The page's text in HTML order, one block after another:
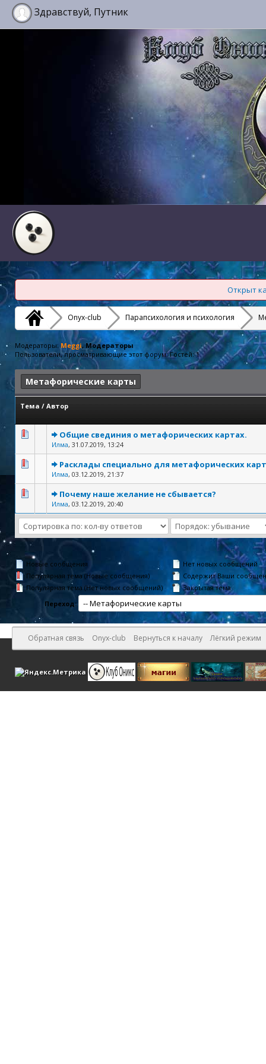
Здравствуй, Путник
Открыт
Onyx-club Парапсихология и психология
Модераторы: Meggi, Модераторы
Пользователи, просматривающие этот форум: Гостей: 1
Метафорические карты
Тема / Автор
Общие свединия о метафорических картах.
Илма, 31.07.2019, 13:24
Расклады специально для метафорических карт
Илма, 03.12.2019, 21:37
Почему наше желание не сбывается?
Илма, 03.12.2019, 20:40
Новые сообщения
Популярная тема (Новые сообщения)
Популярная тема (Нет новых сообщений)
Нет новых сообщений
Содержит Ваши
Закрытая тема
Переход:
Обратная связь Onyx-club Вернуться к началу Лёгкий режим